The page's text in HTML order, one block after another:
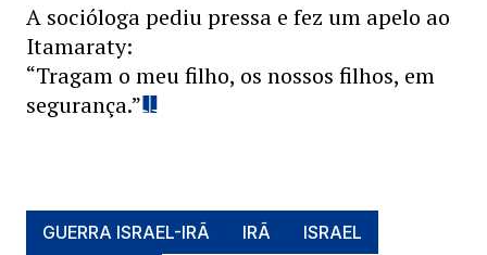
A socióloga pediu pressa e fez um apelo ao
Itamaraty:
“Tragam o meu filho, os nossos filhos, em
segurança.”
GUERRA ISRAEL-IRÃ IRÃ
ISRAEL